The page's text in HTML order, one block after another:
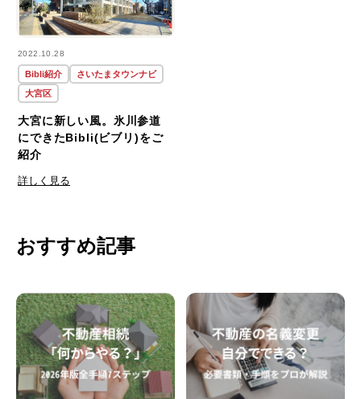
2022.10.28
Bibli紹介
さいたまタウンナビ
大宮区
大宮に新しい風。氷川参道
にできたBibli(ビブリ)をご
紹介
詳しく見る
おすすめ記事